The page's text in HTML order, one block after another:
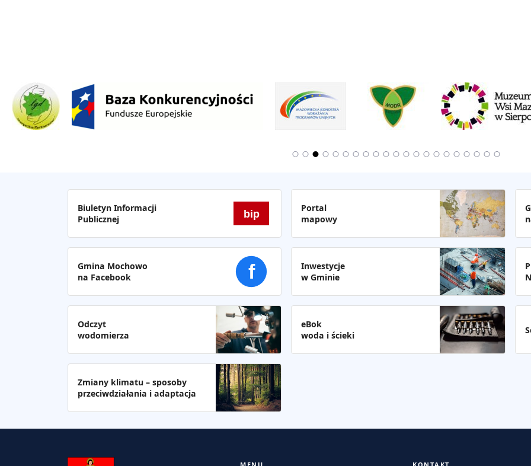
Biuletyn Informacji
Publicznej
bip
Portal
mapowy
Gmina Mochowo
na Facebook
f
Inwestycje
w Gminie
Odczyt
wodomierza
eBok
woda i ścieki
Zmiany klimatu – sposoby
przeciwdziałania i adaptacja